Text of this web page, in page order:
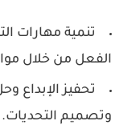
تنمية مهارات
الفعل من خلال
تحفيز الإبداع
وتصميم التحديات.